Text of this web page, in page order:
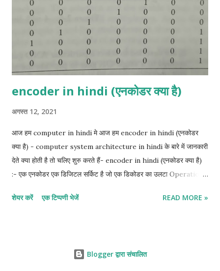
और CARRY हैं। निम्नलिखित सत्य तालिका में X, Y, Z इनपुट हैं और C और S
CARRY और SUM हैं। More details click her Half-Subtractor
in hi...
encoder in hindi (एनकोडर क्या है)
अगस्त 12, 2021
आज हम computer in hindi मे आज हम encoder in hindi (एनकोडर
क्या है) - computer system architecture in hindi के बारे में जानकारी
देते क्या होती है तो चलिए शुरु करते हैं- encoder in hindi (एनकोडर क्या है)
:- एक एनकोडर एक डिजिटल सर्किट है जो एक डिकोडर का उलटा Operation
होती हैं। आउटपुट लाइनें इनपुट मान के अनुरूप बाइनरी कोड उत्पन्न करती हैं।
1 है; अन्यथा, सर्किट कोई मतलब नहीं है। एनकोडर को या गेट्स के साथ
शेयर करें एक टिप्पणी भेजें READ MORE »
Blogger द्वारा संचालित